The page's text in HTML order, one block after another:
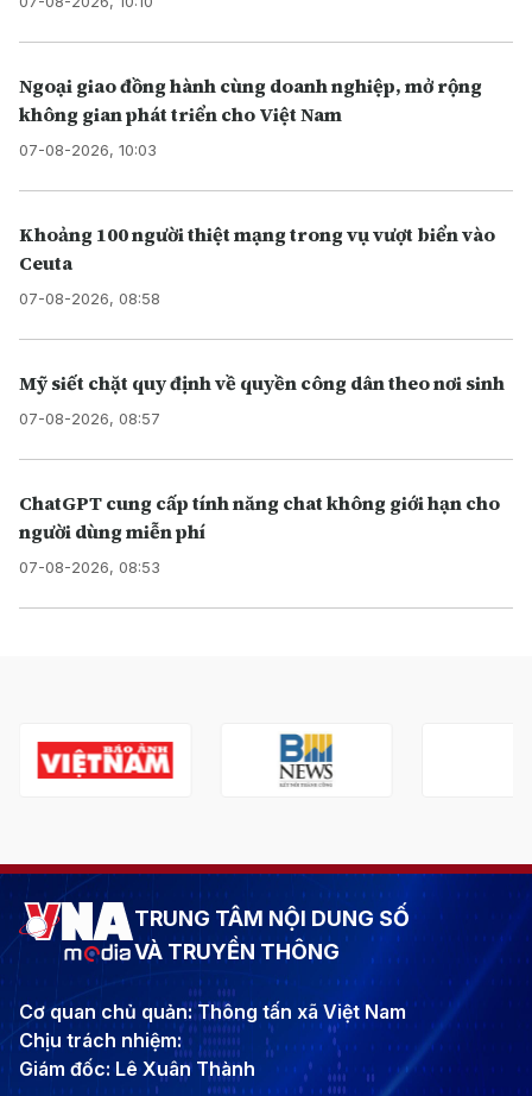
Ngoại giao đồng hành cùng doanh nghiệp, mở rộng
không gian phát triển cho Việt Nam
07-08-2026, 10:03
Khoảng 100 người thiệt mạng trong vụ vượt biển vào
Ceuta
07-08-2026, 08:58
Mỹ siết chặt quy định về quyền công dân theo nơi sinh
07-08-2026, 08:57
ChatGPT cung cấp tính năng chat không giới hạn cho
người dùng miễn phí
07-08-2026, 08:53
TRUNG TÂM NỘI DUNG SỐ
VÀ TRUYỀN THÔNG
Cơ quan chủ quản: Thông tấn xã Việt Nam
Chịu trách nhiệm:
Giám đốc: Lê Xuân Thành